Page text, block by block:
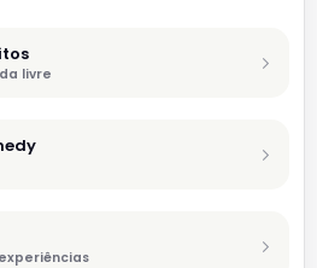
livre